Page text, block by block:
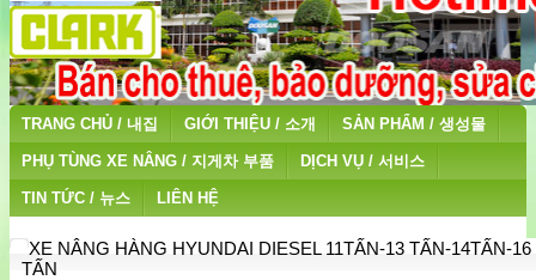
TRANG CHỦ / 내집 GIỚI THIỆU / 소개 SẢN PHẨM / 생성물
PHỤ TÙNG XE NÂNG / 지게차 부품 DỊCH VỤ / 서비스
TIN TỨC / 뉴스 LIÊN HỆ
XE NÂNG HÀNG HYUNDAI DIESEL 11TẤN-13 TẤN-14TẤN-16
TẤN